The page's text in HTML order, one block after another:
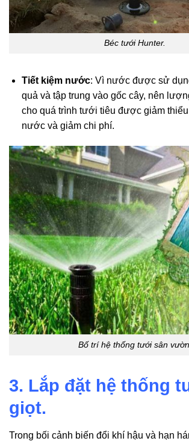
Béc tưới Hunter.
Tiết kiệm nước: Vì nước được sử
quả và tập trung vào gốc cây, nên
cho quá trình tưới tiêu được giảm
nước và giảm chi phí.
Bố trí hệ thống tưới sân vườn.
3. Lắp đặt hệ thống
giọt.
Trong bối cảnh biến đổi khí hậu và hạn